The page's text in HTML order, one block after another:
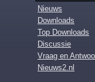
Nieuws
Downloads
Top Downloads
Discussie
Vraag en
Nieuws2.nl